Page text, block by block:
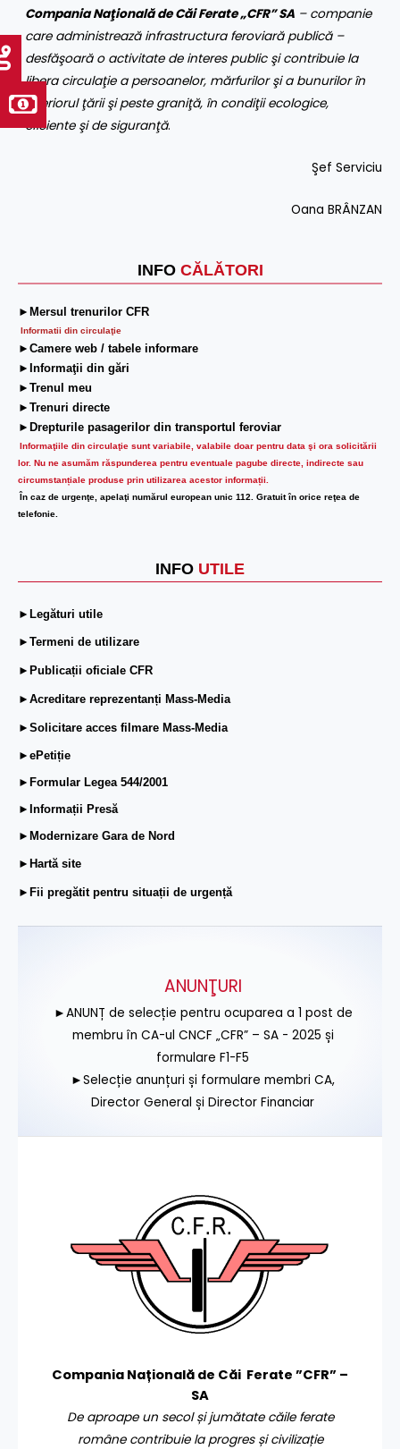
INFO CĂLĂTORI
►Mersul trenurilor CFR
Informatii din circulaţie
►Camere web / tabele informare
►Informaţii din gări
►Trenul meu
►Trenuri directe
►Drepturile pasagerilor din transportul feroviar
Informaţiile din circulaţie sunt variabile, valabile doar pentru data şi ora solicitării
lor. Nu ne asumăm răspunderea pentru eventuale pagube directe, indirecte sau
circumstanțiale produse prin utilizarea acestor informații.
În caz de urgenţe, apelaţi numărul european unic 112. Gratuit în orice reţea de
telefonie.
INFO UTILE
►Legături utile
►Termeni de utilizare
►Publicații oficiale CFR
►Acreditare reprezentanți Mass-Media
►Solicitare acces filmare Mass-Media
►ePetiție
►Formular Legea 544/2001
►Informații Presă
►Modernizare Gara de Nord
►Hartă site
►Fii pregătit pentru situații de urgență
Compania Naţională de Căi Ferate „CFR” SA – companie
care administrează infrastructura feroviară publică –
desfăşoară o activitate de interes public şi contribuie la
libera circulaţie a persoanelor, mărfurilor şi a bunurilor în
interiorul ţării şi peste graniţă, în condiţii ecologice,
eficiente şi de siguranţă.
Şef Serviciu
Oana BRÂNZAN
ANUNŢURI
►ANUNȚ de selecție pentru ocuparea a 1 post de
membru în CA-ul CNCF „CFR” – SA - 2025 și
formulare F1-F5
►Selecție anunțuri și formulare membri CA,
Director General și Director Financiar
Compania Națională de Căi Ferate ”CFR” –
SA
De aproape un secol și jumătate căile ferate
române contribuie la progres și civilizație